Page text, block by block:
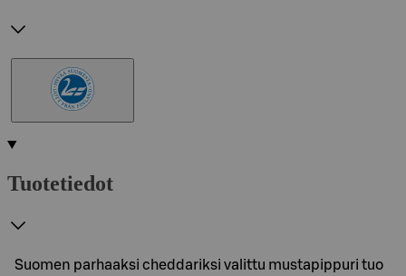
Tuotetiedot
Suomen parhaaksi cheddariksi valittu mustapippuri tuo